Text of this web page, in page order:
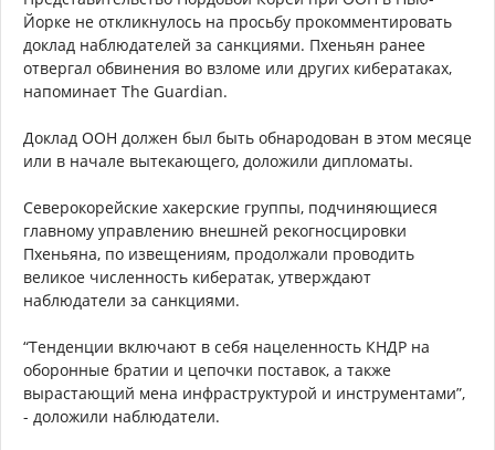
Йорке не откликнулось на просьбу прокомментировать
доклад наблюдателей за санкциями. Пхеньян ранее
отвергал обвинения во взломе или других кибератаках,
напоминает The Guardian.
Доклад ООН должен был быть обнародован в этом месяце
или в начале вытекающего, доложили дипломаты.
Северокорейские хакерские группы, подчиняющиеся
главному управлению внешней рекогносцировки
Пхеньяна, по извещениям, продолжали проводить
великое численность кибератак, утверждают
наблюдатели за санкциями.
“Тенденции включают в себя нацеленность КНДР на
оборонные братии и цепочки поставок, а также
вырастающий мена инфраструктурой и инструментами”,
- доложили наблюдатели.